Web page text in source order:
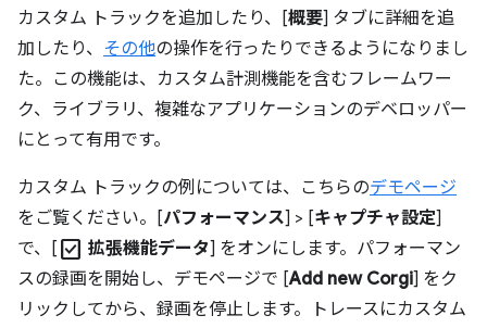
カスタム トラックを追加したり、[概要] タブに詳細を追
加したり、 その他の操作を行ったりできるようになりまし
た。この機能は、カスタム計測機能を含むフレームワー
ク、ライブラリ、複雑なアプリケーションのデベロッパー
にとって有用です。
カスタム トラックの例については、こちらのデモページ
をご覧ください。[パフォーマンス] > [キャプチャ設定]
で、[ check_box 拡張機能データ] をオンにします。パフォーマン
スの録画を開始し、デモページで [Add new Corgi] をク
リックしてから、録画を停止します。トレースにカスタム